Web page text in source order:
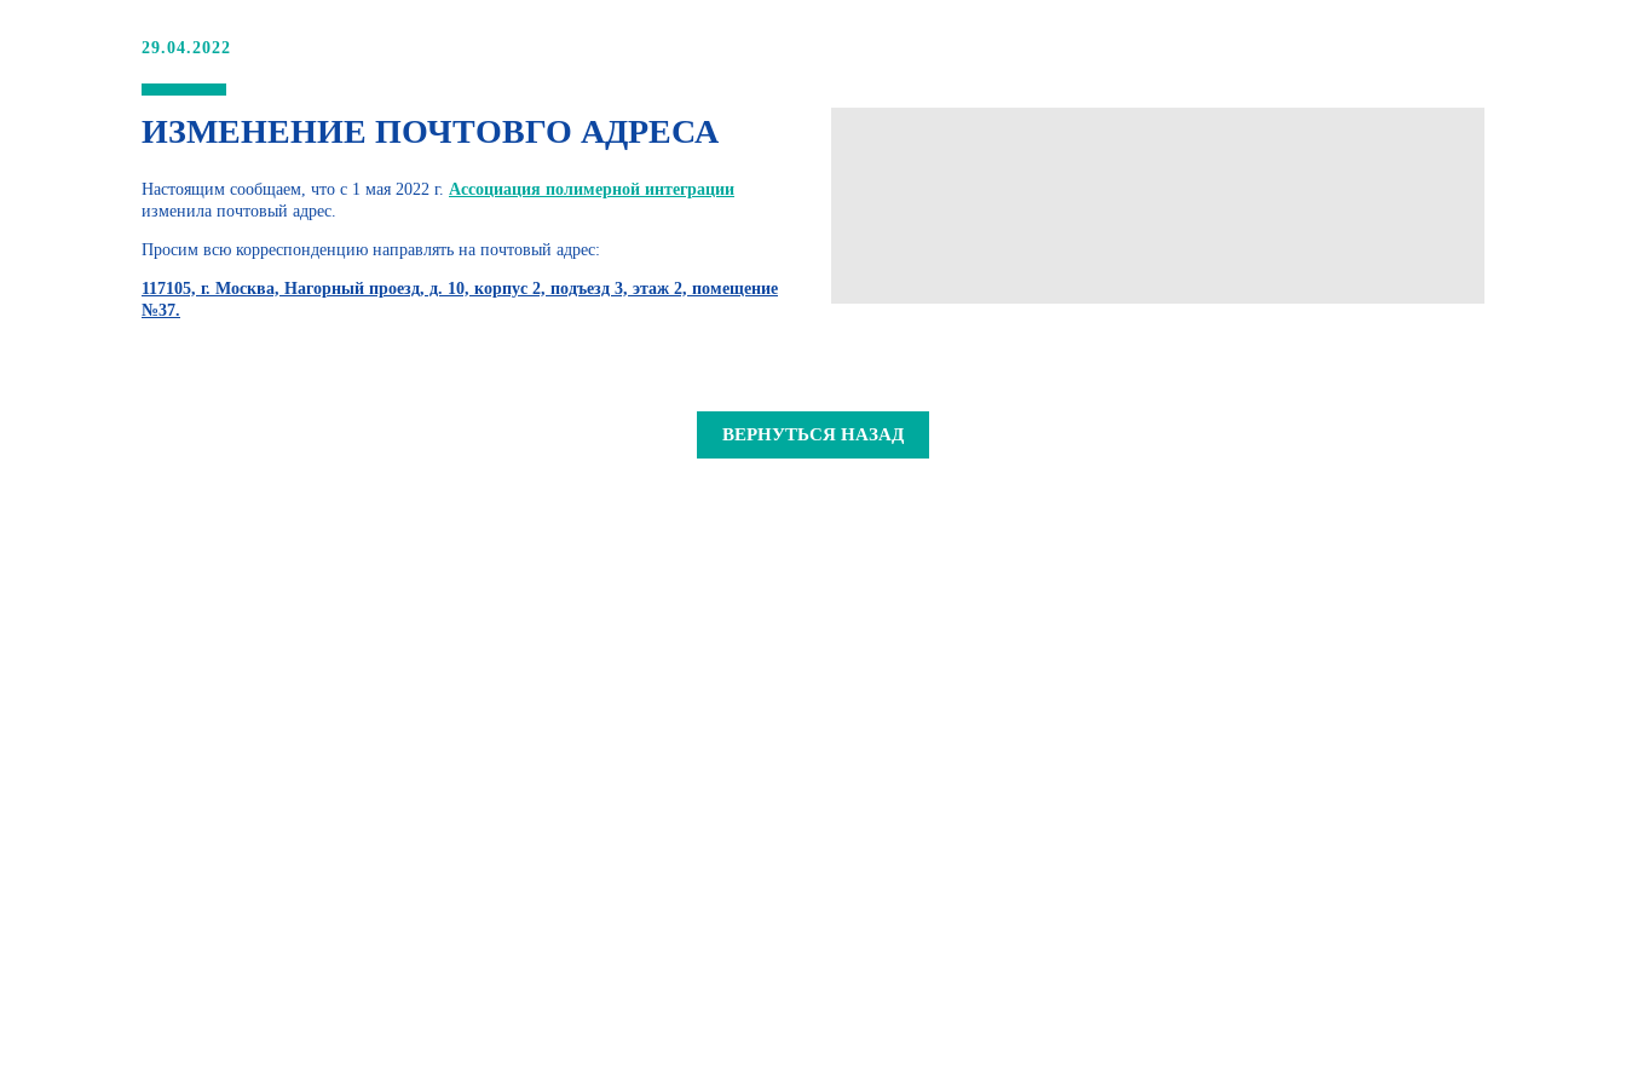
29.04.2022
ИЗМЕНЕНИЕ ПОЧТОВГО АДРЕСА
Настоящим сообщаем, что с 1 мая 2022 г. Ассоциация полимерной интеграции
изменила почтовый адрес.
Просим всю корреспонденцию направлять на почтовый адрес:
117105, г. Москва, Нагорный проезд, д. 10, корпус 2, подъезд 3, этаж 2, помещение
№37.
ВЕРНУТЬСЯ НАЗАД